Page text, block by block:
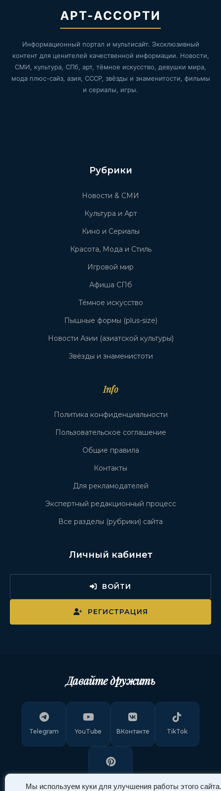
Мы используем куки для улучшения работы этого сайта.
АРТ-АССОРТИ
Информационный портал и мультисайт. Эксклюзивный
контент для ценителей качественной информации. Новости,
СМИ, культура, СПб, арт, тёмное искусство, девушки мира,
мода плюс-сайз, азия, СССР, звёзды и знаменитости, фильмы
и сериалы, игры.
Рубрики
Новости & СМИ
Культура и Арт
Кино и Сериалы
Красота, Мода и Стиль
Игровой мир
Афиша СПб
Тёмное искусство
Пышные формы (plus-size)
Новости Азии (азиатской культуры)
Звёзды и знаменистоти
Info
Политика конфиденциальности
Пользовательское соглашение
Общие правила
Контакты
Для рекламодателей
Экспертный редакционный процесс
Все разделы (рубрики) сайта
Личный кабинет
ВОЙТИ
РЕГИСТРАЦИЯ
Давайте дружить
Telegram YouTube ВКонтакте TikTok
Pinterest